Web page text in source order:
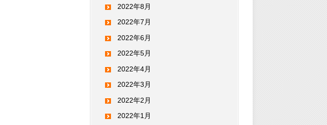
2022年8月
2022年7月
2022年6月
2022年5月
2022年4月
2022年3月
2022年2月
2022年1月